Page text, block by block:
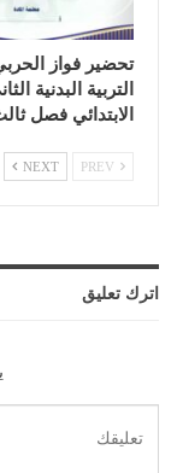
تحضير فواز
التربية البدنية
الابتدائي فصل
NEXT
اترك تعليق